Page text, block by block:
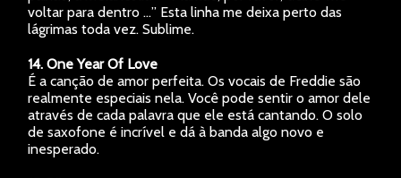
voltar para dentro …” Esta linha me deixa perto das
lágrimas toda vez. Sublime.
14. One Year Of Love
É a canção de amor perfeita. Os vocais de Freddie são
realmente especiais nela. Você pode sentir o amor dele
através de cada palavra que ele está cantando. O solo
de saxofone é incrível e dá à banda algo novo e
inesperado.